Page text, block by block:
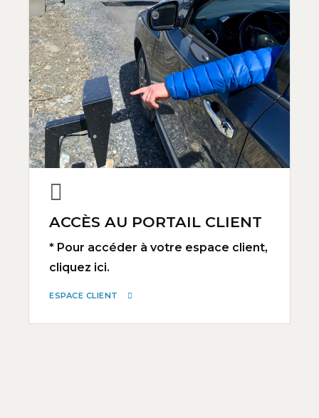
ACCÈS AU PORTAIL CLIENT
* Pour accéder à votre espace client,
cliquez ici.
ESPACE CLIENT